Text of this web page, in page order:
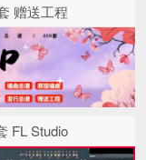
赠送工程
FL Studio